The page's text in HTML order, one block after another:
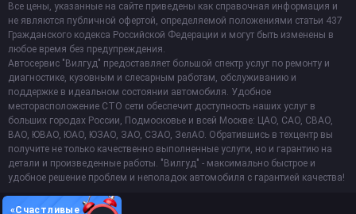
Все цены, указанные на сайте приведены как справочная информация и
не являются публичной офертой, определяемой положениями статьи 437
Гражданского кодекса Российской Федерации и могут быть изменены в
любое время без предупреждения.
Автосервис "Вилгуд" предоставляет большой спектр услуг по ремонту и
диагностике, кузовным и слесарным работам, обслуживанию и
поддержке в идеальном состоянии автомобиля. Удобное
месторасположение СТО сети обеспечит доступность наших услуг в
больших городах России, Подмосковье и всей Москве: ЦАО, САО, СВАО,
ВАО, ЮВАО, ЮАО, ЮЗАО, ЗАО, СЗАО, ЗелАО. Обратившись в техцентр вы
получите не только качественно выполненные услуги, но и гарантию на
детали и произведенные работы. "Вилгуд" - максимально быстрое и
удобное решение проблем и неполадок автомобиля с гарантией качества!
«Счастливые